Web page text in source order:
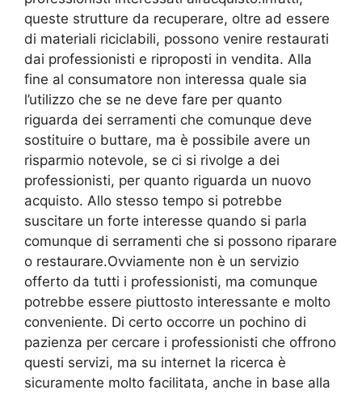
queste strutture da recuperare, oltre ad essere
di materiali riciclabili, possono venire restaurati
dai professionisti e riproposti in vendita. Alla
fine al consumatore non interessa quale sia
l’utilizzo che se ne deve fare per quanto
riguarda dei serramenti che comunque deve
sostituire o buttare, ma è possibile avere un
risparmio notevole, se ci si rivolge a dei
professionisti, per quanto riguarda un nuovo
acquisto. Allo stesso tempo si potrebbe
suscitare un forte interesse quando si parla
comunque di serramenti che si possono riparare
o restaurare.Ovviamente non è un servizio
offerto da tutti i professionisti, ma comunque
potrebbe essere piuttosto interessante e molto
conveniente. Di certo occorre un pochino di
pazienza per cercare i professionisti che offrono
questi servizi, ma su internet la ricerca è
sicuramente molto facilitata, anche in base alla